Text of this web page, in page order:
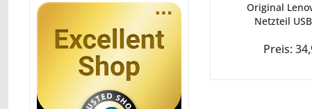
Original
Netzteil
Preis: